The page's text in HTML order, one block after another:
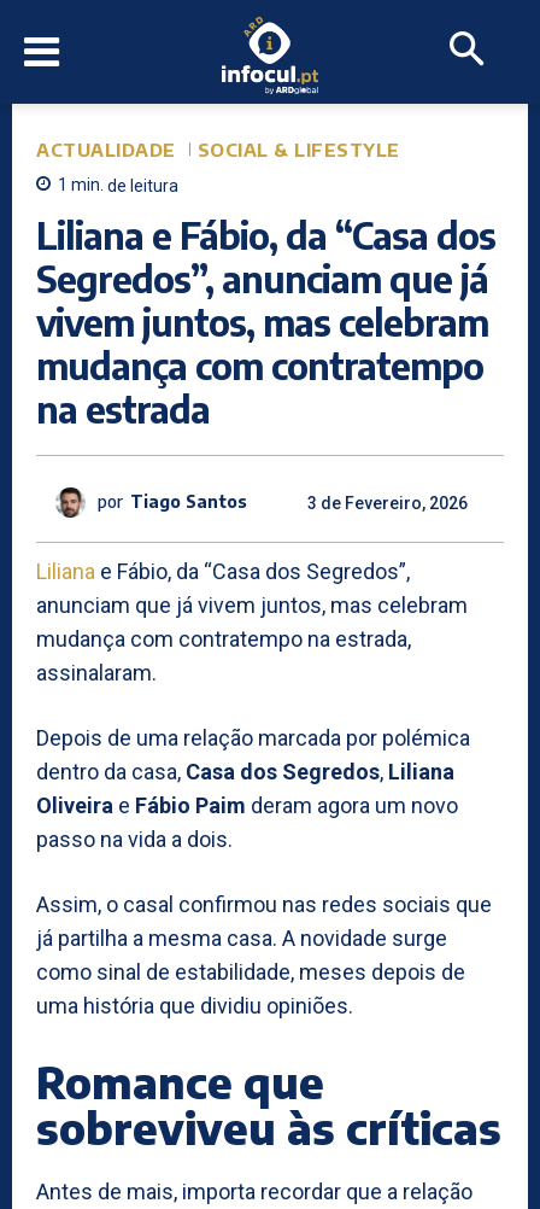
ACTUALIDADE SOCIAL & LIFESTYLE
1 min. de leitura
Liliana e Fábio, da “Casa dos
Segredos”, anunciam que já
vivem juntos, mas celebram
mudança com contratempo
na estrada
por Tiago Santos 3 de Fevereiro, 2026
Liliana e Fábio, da “Casa dos Segredos”,
anunciam que já vivem juntos, mas celebram
mudança com contratempo na estrada,
assinalaram.
Depois de uma relação marcada por polémica
dentro da casa, Casa dos Segredos, Liliana
Oliveira e Fábio Paim deram agora um novo
passo na vida a dois.
Assim, o casal confirmou nas redes sociais que
já partilha a mesma casa. A novidade surge
como sinal de estabilidade, meses depois de
uma história que dividiu opiniões.
Romance que
sobreviveu às críticas
Antes de mais, importa recordar que a relação